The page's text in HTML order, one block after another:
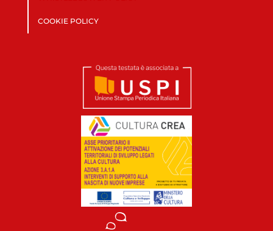
COOKIE POLICY